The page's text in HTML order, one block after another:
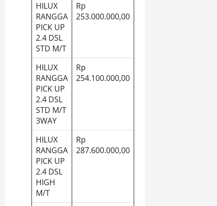
HILUX
RANGGA
PICK UP
2.4 DSL
STD M/T
Rp
253.000.000,00
HILUX
RANGGA
PICK UP
2.4 DSL
STD M/T
3WAY
Rp
254.100.000,00
HILUX
RANGGA
PICK UP
2.4 DSL
HIGH
M/T
Rp
287.600.000,00